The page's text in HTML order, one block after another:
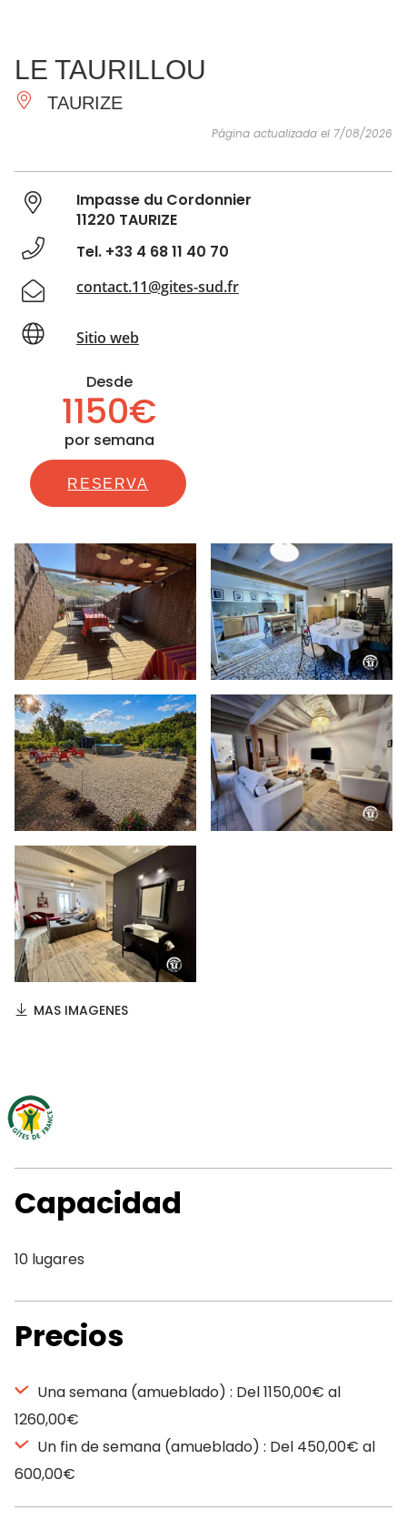
IMPRESCINDIBLES
HACER
LE TAURILLOU
TAURIZE
Página actualizada el 7/08/2026
Impasse du Cordonnier
11220 TAURIZE
Tel. +33 4 68 11 40 70
contact.11@gites-sud.fr
Sitio web
Desde
1150€
por semana
RESERVA
MAS IMAGENES
Capacidad
10 lugares
Precios
Una semana (amueblado) : Del 1150,00€ al
1260,00€
Un fin de semana (amueblado) : Del 450,00€ al
600,00€